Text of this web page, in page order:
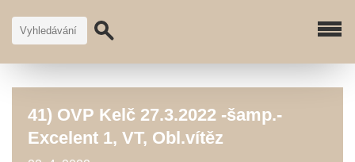
41) OVP Kelč 27.3.2022 -šamp.-
Excelent 1, VT, Obl.vítěz